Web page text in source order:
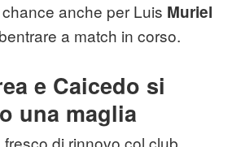
anche per Luis Muriel
a match in corso.
e Caicedo si
una maglia